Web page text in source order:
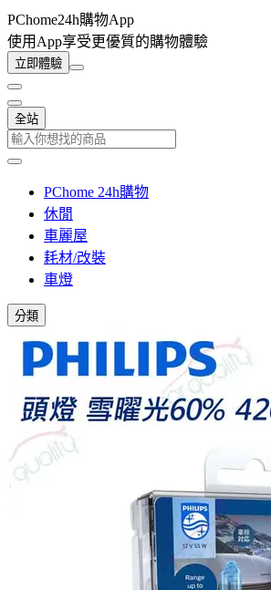
PChome24h購物App
使用App享受更優質的購物體驗
立即體驗
全站
PChome 24h購物
休閒
車麗屋
耗材/改裝
車燈
分類